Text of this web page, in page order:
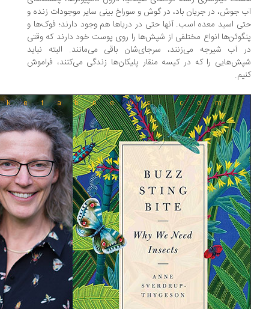
جوش، در جریان باد، در گوش و سوراخ بینی سایر موجودات زنده و
اسید معده اسب. آنها حتی در دریاها هم وجود دارند؛ فوک‌ها و
انواع مختلفی از شپش‌ها را روی پوست خود دارند که وقتی
آب شیرجه می‌زنند، سرجای‌شان باقی می‌مانند. البته نباید
را که در کیسه منقار پلیکان‌ها زندگی می‌کنند، فراموش